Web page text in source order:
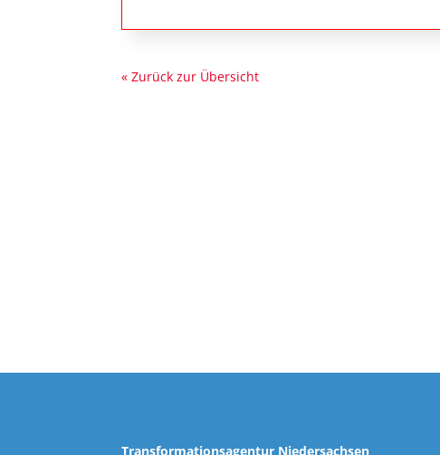
« Zurück zur Übersicht
Transformationsagentur Niedersachsen